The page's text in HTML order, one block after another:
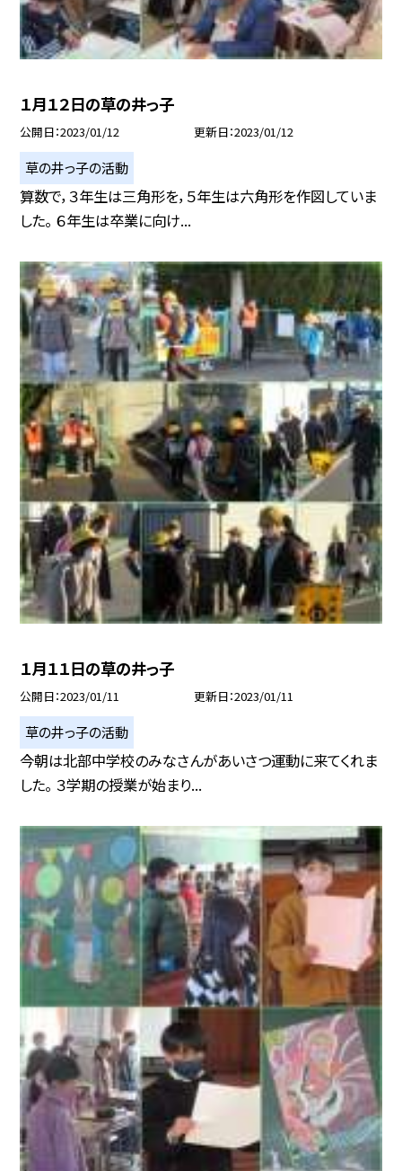
１月１２日の草の井っ子
公開日 2023/01/12 更新日 2023/01/12
草の井っ子の活動
算数で，３年生は三角形を，５年生は六角形を作図していま
した。 ６年生は卒業に向け...
１月１１日の草の井っ子
公開日 2023/01/11 更新日 2023/01/11
草の井っ子の活動
今朝は北部中学校のみなさんがあいさつ運動に来てくれま
した。 ３学期の授業が始まり...